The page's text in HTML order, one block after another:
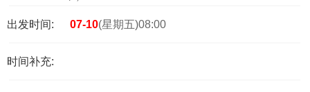
出发时间: 07-10(星期五)08:00
时间补充: